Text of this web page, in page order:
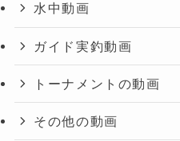
水中動画
ガイド実釣動画
トーナメントの動画
その他の動画